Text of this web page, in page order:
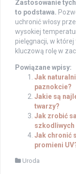
Zastosowanie
to podstawa.
uchronić włosy
wysokiej
pielęgnacji, w
kluczową rolę w
Powiązane wpisy:
Jak
paznokcie?
Jakie są
twarzy?
Jak zrobić
Jak chronić
promieni
Uroda